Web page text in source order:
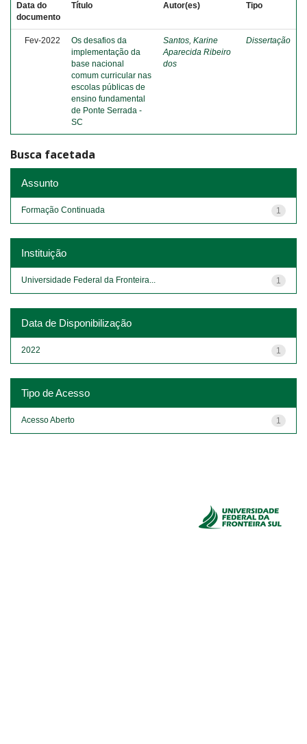
Data do
documento
Título Autor(es) Tipo
Fev-2022
Os desafios da
implementação da
base nacional
comum curricular nas
escolas públicas de
ensino fundamental
de Ponte Serrada -
SC
Santos, Karine
Aparecida Ribeiro
dos
Dissertação
Busca facetada
Assunto
1
Formação Continuada
Instituição
1
Universidade Federal da Fronteira...
Data de Disponibilização
1
2022
Tipo de Acesso
1
Acesso Aberto